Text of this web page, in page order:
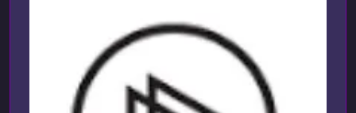
Characteristics of Fluent APIs
Components of Fluent APIs